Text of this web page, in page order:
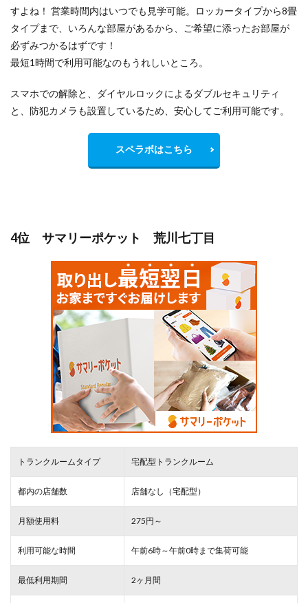
すよね！ 営業時間内はいつでも見学可能。ロッカータイプから8畳
タイプまで、いろんな部屋があるから、ご希望に添ったお部屋が
必ずみつかるはずです！
最短1時間で利用可能なのもうれしいところ。
スマホでの解除と、ダイヤルロックによるダブルセキュリティ
と、防犯カメラも設置しているため、安心してご利用可能です。
スペラボはこちら
4位 サマリーポケット 荒川七丁目
トランクルームタイプ 宅配型トランクルーム
都内の店舗数 店舗なし（宅配型）
月額使用料 275円～
利用可能な時間 午前6時～午前0時まで集荷可能
最低利用期間 2ヶ月間